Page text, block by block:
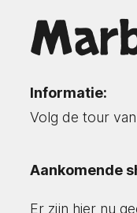
Informatie:
Volg de tour
Aankomende
Er zijn hier nu